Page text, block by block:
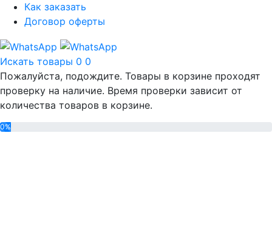
Как заказать
Договор оферты
Искать товары 0 0
Пожалуйста, подождите. Товары в корзине проходят
проверку на наличие. Время проверки зависит от
количества товаров в корзине.
0%